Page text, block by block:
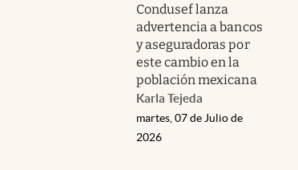
Condusef lanza
advertencia a bancos
y aseguradoras por
este cambio en la
población mexicana
Karla Tejeda
martes, 07 de Julio de
2026